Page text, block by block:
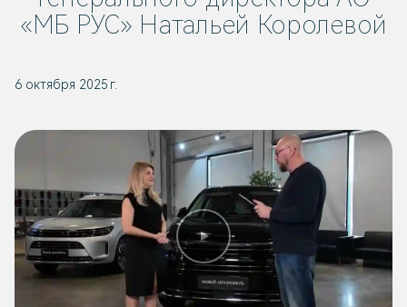
«МБ РУС» Натальей Королевой
6 октября 2025 г.